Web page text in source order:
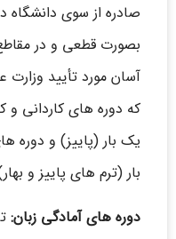
صادره از سوی دانشگاه
بصورت قطعی و در
آسان مورد تأیید وزارت
که دوره های کاردانی و
یک بار (پاییز) و دوره
بار (ترم های پاییز و
دوره های آمادگی زبان: